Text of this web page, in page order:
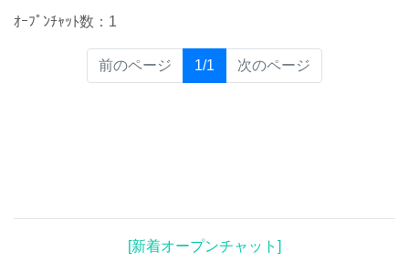
ｵｰﾌﾟﾝﾁｬｯﾄ数：1
前のページ 1/1 (current)
次のページ
[新着オープンチャット]